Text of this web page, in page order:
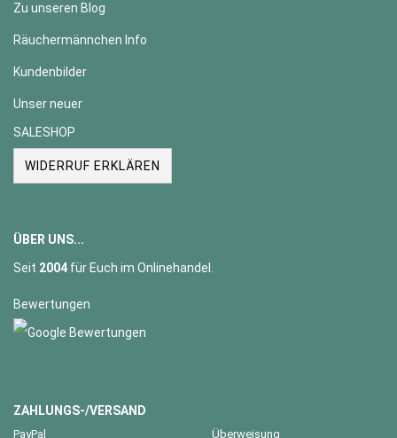
Zu unseren Blog
Räuchermännchen Info
Kundenbilder
Unser neuer
SALESHOP
WIDERRUF ERKLÄREN
ÜBER UNS...
Seit 2004 für Euch im Onlinehandel.
Bewertungen
ZAHLUNGS-/VERSAND
PayPal Überweisung